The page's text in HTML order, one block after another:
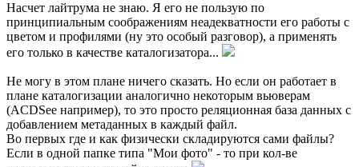
Насчет лайтрума не знаю. Я его не пользую по
принципиальным соображениям неадекватности его работы с
цветом и профилями (ну это особый разговор), а применять
его только в качестве каталогизатора...
Не могу в этом плане ничего сказать. Но если он работает в
плане каталогизации аналогично некоторым вьюверам
(ACDSee например), то это просто реляционная база данных с
добавлением метаданных в каждый файл.
Во первых где и как физически складируются сами файлы?
Если в одной папке типа "Мои фото" - то при кол-ве